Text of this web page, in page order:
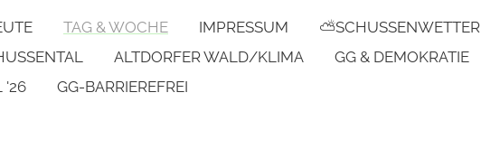
TAG & WOCHE IMPRESSUM ⛅SCHUSSENWETTER
ALTDORFER WALD/KLIMA GG & DEMOKRATIE
'26 GG-BARRIEREFREI